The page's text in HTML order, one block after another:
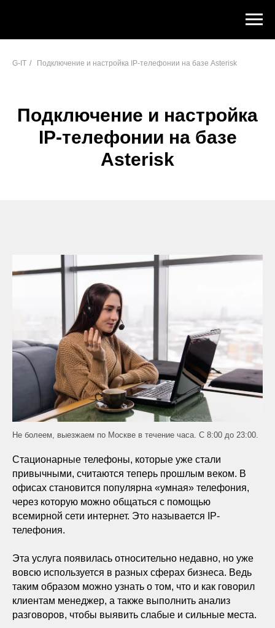
will
hereG-IT / Подключение и настройка IP-телефонии на базе Asterisk
Подключение и настройка
IP-телефонии на базе
Asterisk
Не болеем, выезжаем по Москве в течение часа. С 8:00 до 23:00.
Стационарные телефоны, которые уже стали
привычными, считаются теперь прошлым веком. В
офисах становится популярна «умная» телефония,
через которую можно общаться с помощью
всемирной сети интернет. Это называется IP-
телефония.
Эта услуга появилась относительно недавно, но уже
вовсю используется в разных сферах бизнеса. Ведь
таким образом можно узнать о том, что и как говорил
клиентам менеджер, а также выполнить анализ
разговоров, чтобы выявить слабые и сильные места.